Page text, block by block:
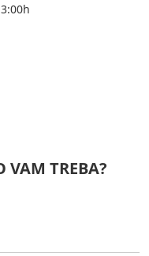
VAM TREBA?